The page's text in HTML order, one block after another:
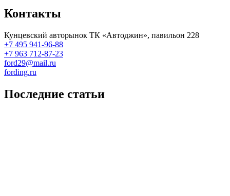
Контакты
Кунцевский авторынок ТК «Автоджин», павильон 228
+7 495 941-96-88
+7 963 712-87-23
ford29@mail.ru
fording.ru
Последние статьи